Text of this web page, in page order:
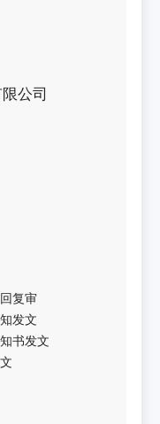
公司
复审
发文
书发文